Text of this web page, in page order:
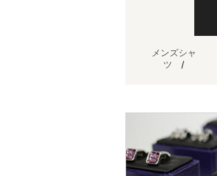
メンズシャ
ツ /